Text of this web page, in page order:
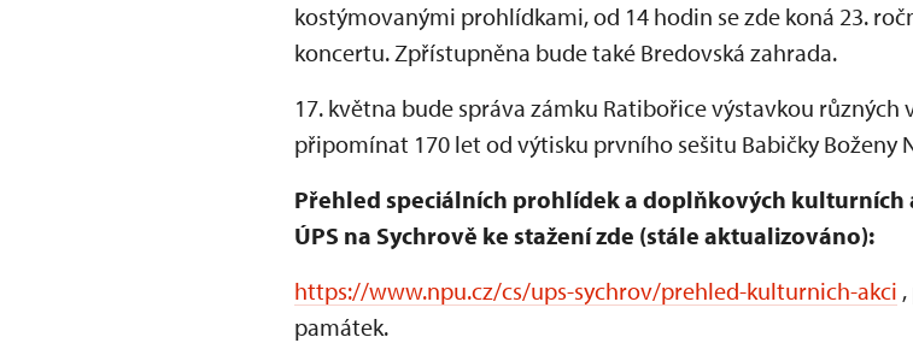
kostýmovanými prohlídkami, od 14 hodin se zde koná 23.
koncertu. Zpřístupněna bude také Bredovská zahrada.
17. května bude správa zámku Ratibořice výstavkou
připomínat 170 let od výtisku prvního sešitu Babičky Boženy
Přehled speciálních prohlídek a doplňkových kulturních
ÚPS na Sychrově ke stažení zde (stále aktualizováno):
https://www.npu.cz/cs/ups-sychrov/prehled-kulturnich-akci
památek.